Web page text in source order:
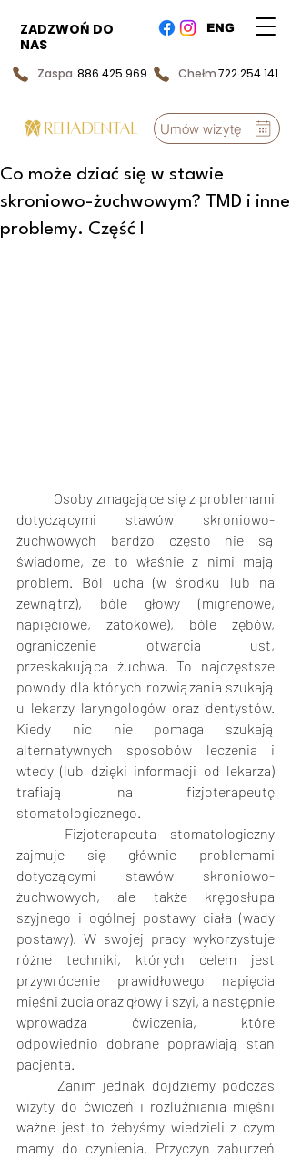
ZADZWOŃ DO
NAS
ENG
886 425 969
Zaspa Chełm722 254 141
REHADENTAL Umów wizytę
Co może dziać się w stawie
skroniowo-żuchwowym? TMD i inne
problemy. Część I
Osoby zmagające się z problemami
dotyczącymi stawów skroniowo-
żuchwowych bardzo często nie są
świadome, że to właśnie z nimi mają
problem. Ból ucha (w środku lub na
zewnątrz), bóle głowy (migrenowe,
napięciowe, zatokowe), bóle zębów,
ograniczenie otwarcia ust,
przeskakująca żuchwa. To najczęstsze
powody dla których rozwiązania szukają
u lekarzy laryngologów oraz dentystów.
Kiedy nic nie pomaga szukają
alternatywnych sposobów leczenia i
wtedy (lub dzięki informacji od lekarza)
trafiają na fizjoterapeutę
stomatologicznego.
Fizjoterapeuta stomatologiczny
zajmuje się głównie problemami
dotyczącymi stawów skroniowo-
żuchwowych, ale także kręgosłupa
szyjnego i ogólnej postawy ciała (wady
postawy). W swojej pracy wykorzystuje
różne techniki, których celem jest
przywrócenie prawidłowego napięcia
mięśni żucia oraz głowy i szyi, a następnie
wprowadza ćwiczenia, które
odpowiednio dobrane poprawiają stan
pacjenta.
Zanim jednak dojdziemy podczas
wizyty do ćwiczeń i rozluźniania mięśni
ważne jest to żebyśmy wiedzieli z czym
mamy do czynienia. Przyczyn zaburzeń